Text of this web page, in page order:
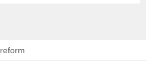
reform